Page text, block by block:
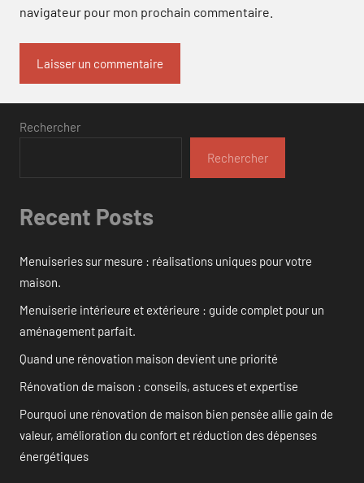
navigateur pour mon prochain commentaire.
Rechercher
Rechercher
Recent Posts
Menuiseries sur mesure : réalisations uniques pour votre
maison.
Menuiserie intérieure et extérieure : guide complet pour un
aménagement parfait.
Quand une rénovation maison devient une priorité
Rénovation de maison : conseils, astuces et expertise
Pourquoi une rénovation de maison bien pensée allie gain de
valeur, amélioration du confort et réduction des dépenses
énergétiques